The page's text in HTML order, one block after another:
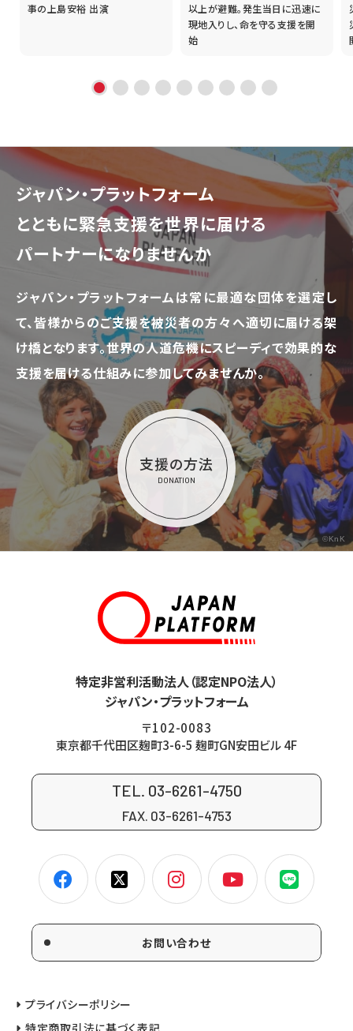
事の上島安裕 出演
以上が避難。発生当日に迅速に
現地入りし、命を守る支援を開
始
ジャパン・プラットフォーム
とともに緊急支援を世界に届ける
パートナーになりませんか
ジャパン・プラットフォームは常に最適な団体を選定し
て、皆様からのご支援を被災者の方々へ適切に届ける架
け橋となります。世界の人道危機にスピーディで効果的な
支援を届ける仕組みに参加してみませんか。
支援の方法
DONATION
©KnK
特定非営利活動法人（認定NPO法人）
ジャパン・プラットフォーム
〒102-0083
東京都千代田区麹町3-6-5 麹町GN安田ビル 4F
TEL. 03-6261-4750
FAX. 03-6261-4753
お問い合わせ
プライバシーポリシー